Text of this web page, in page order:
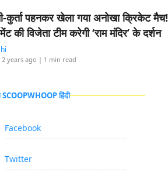
कुर्ता पहनकर खेला गया अनोखा क्रिकेट मैच!
की विजेता टीम करेगी ‘राम मंदिर’ के दर्शन
years ago | 1 min read
SCOOPWHOOP हिंदी
Facebook
Twitter